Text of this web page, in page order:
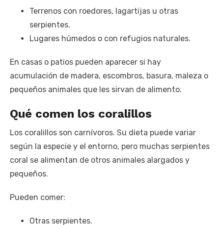
Terrenos con roedores, lagartijas u otras
serpientes.
Lugares húmedos o con refugios naturales.
En casas o patios pueden aparecer si hay
acumulación de madera, escombros, basura, maleza o
pequeños animales que les sirvan de alimento.
Qué comen los coralillos
Los coralillos son carnívoros. Su dieta puede variar
según la especie y el entorno, pero muchas serpientes
coral se alimentan de otros animales alargados y
pequeños.
Pueden comer:
Otras serpientes.